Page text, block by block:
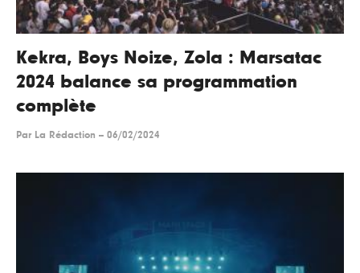
Kekra, Boys Noize, Zola : Marsatac
2024 balance sa programmation
complète
Par La Rédaction -- 06/02/2024